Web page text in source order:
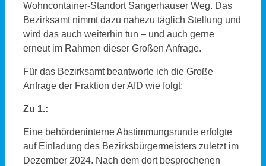
Wohncontainer-Standort Sangerhauser Weg. Das
Bezirksamt nimmt dazu nahezu täglich Stellung und
wird das auch weiterhin tun – und auch gerne
erneut im Rahmen dieser Großen Anfrage.
Für das Bezirksamt beantworte ich die Große
Anfrage der Fraktion der AfD wie folgt:
Zu 1.:
Eine behördeninterne Abstimmungsrunde erfolgte
auf Einladung des Bezirksbürgermeisters zuletzt im
Dezember 2024. Nach dem dort besprochenen